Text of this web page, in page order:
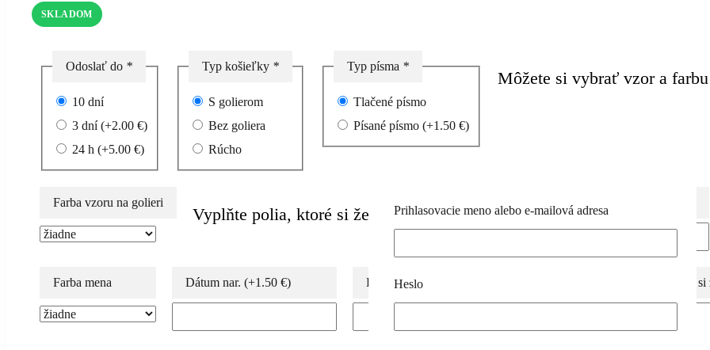
18.00 €.
SKLADOM
Odoslať do *
10 dní
3 dní(+2.00 €)
24 h (+5.00 €)
Typ košieľky *
S golierom
Bez goliera
Rúcho
Typ písma *
Tlačené písmo
Písané písmo (+1.50 €)
Môžete si vybrať vzor a
Farba vzoru na golieri
Vyplňte polia, ktoré si želáte vyšiť na košieľku:
Text nad meno
Farba mena Dátum nar. (+1.50 €) Dátum krstu Ak
Prihlasovacie meno alebo e-mailová adresa
Heslo